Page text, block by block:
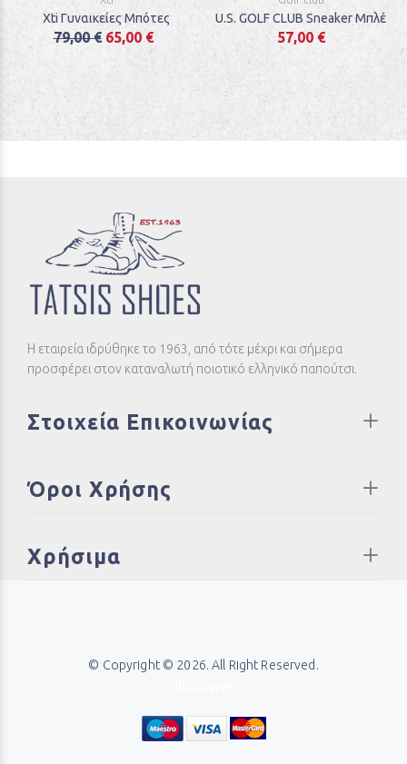
Xti Γυναικείες Μπότες
79,00 € 65,00 €
U.S. GOLF CLUB Sneaker Μπλέ
57,00 €
Η εταιρεία ιδρύθηκε το 1963, από τότε μέχρι και σήμερα
προσφέρει στον καταναλωτή ποιοτικό ελληνικό παπούτσι.
Στοιχεία Επικοινωνίας
Όροι Χρήσης
Χρήσιμα
© Copyright © 2026. All Right Reserved.